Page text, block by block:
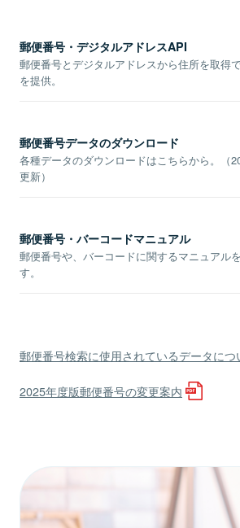
郵便番号・デジタルアドレスAPI
郵便番号とデジタルアドレスから住所を取得
を提供。
郵便番号データのダウンロード
各種データのダウンロードはこちらから。（
更新）
郵便番号・バーコードマニュアル
郵便番号や、バーコードに関するマニュアル
す。
郵便番号検索に使用されているデータにつ
2025年度版郵便番号の変更案内